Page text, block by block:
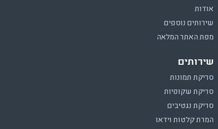
אודות
שירותים נוספים
מפת האתר המלאה
שירותים
סריקת תמונות
סריקת שקופיות
סריקת נגטיבים
המרת קלטות וידאו